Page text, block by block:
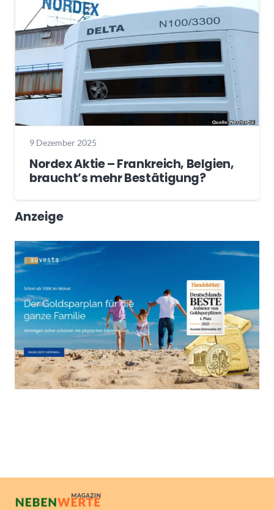
9 Dezember 2025
Nordex Aktie – Frankreich, Belgien,
braucht’s mehr Bestätigung?
Anzeige